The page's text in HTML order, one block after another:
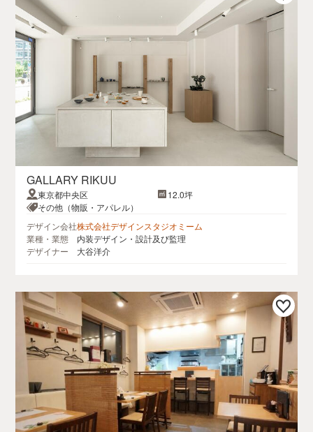
GALLARY RIKUU
東京都中央区
12.0坪
その他（物販・アパレル）
デザイン会社株式会社デザインスタジオミーム
業種・業態
内装デザイン・設計及び監理
デザイナー
大谷洋介